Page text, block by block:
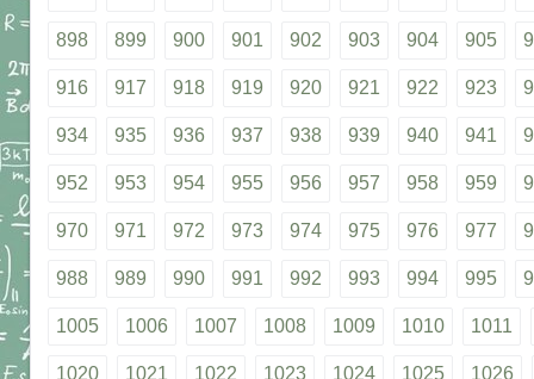
898 899 900 901 902 903 904 905
916 917 918 919 920 921 922 923
934 935 936 937 938 939 940 941
952 953 954 955 956 957 958 959
970 971 972 973 974 975 976 977
988 989 990 991 992 993 994 995
1005 1006 1007 1008 1009 1010 1011
1020 1021 1022 1023 1024 1025 1026